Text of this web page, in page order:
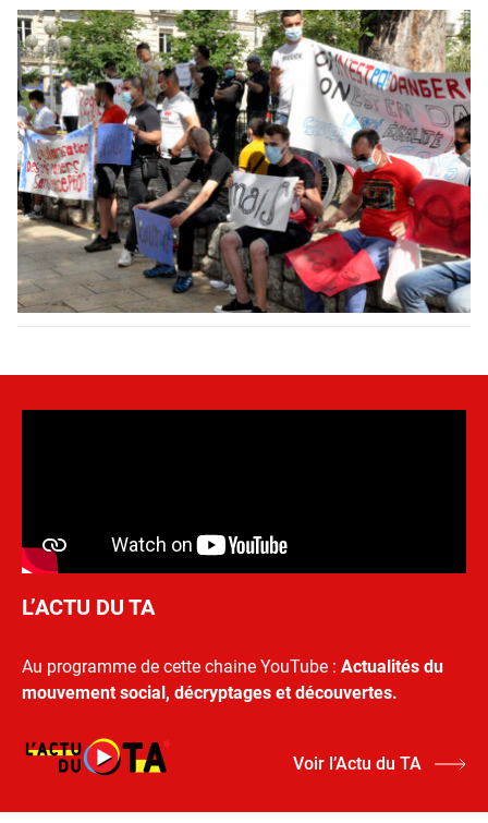
L’ACTU DU TA
Au programme de cette chaine YouTube : Actualités du
mouvement social, décryptages et découvertes.
Voir l’Actu du TA